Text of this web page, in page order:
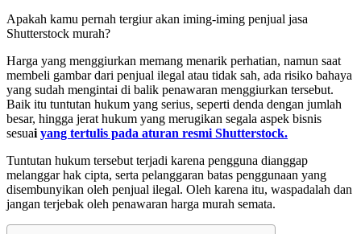
Apakah kamu pernah tergiur akan iming-iming penjual jasa
Shutterstock murah?
Harga yang menggiurkan memang menarik perhatian, namun saat
membeli gambar dari penjual ilegal atau tidak sah, ada risiko bahaya
yang sudah mengintai di balik penawaran menggiurkan tersebut.
Baik itu tuntutan hukum yang serius, seperti denda dengan jumlah
besar, hingga jerat hukum yang merugikan segala aspek bisnis
sesuai yang tertulis pada aturan resmi Shutterstock.
Tuntutan hukum tersebut terjadi karena pengguna dianggap
melanggar hak cipta, serta pelanggaran batas penggunaan yang
disembunyikan oleh penjual ilegal. Oleh karena itu, waspadalah dan
jangan terjebak oleh penawaran harga murah semata.